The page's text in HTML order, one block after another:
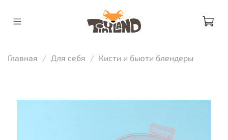
Главная Для себя Кисти и бьюти блендеры